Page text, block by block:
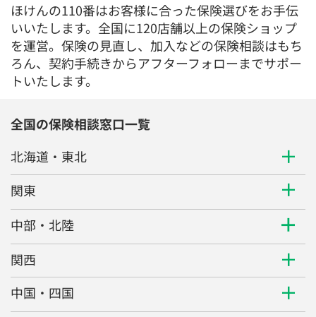
ほけんの110番はお客様に合った保険選びをお手伝
いいたします。全国に120店舗以上の保険ショップ
を運営。保険の見直し、加入などの保険相談はもち
ろん、契約手続きからアフターフォローまでサポー
トいたします。
全国の保険相談窓口一覧
北海道・東北
関東
中部・北陸
関西
中国・四国